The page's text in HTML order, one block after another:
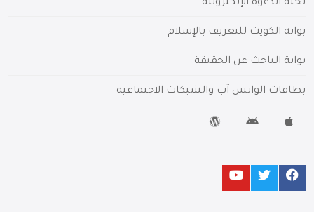
لجنة الدعوة الإلكترونية
بوابة الكويت للتعريف بالإسلام
بوابة الباحث عن الحقيقة
بطاقات الواتس آب والشبكات الاجتماعية